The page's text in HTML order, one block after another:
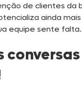
de clientes da
ainda
equipe sente falta.